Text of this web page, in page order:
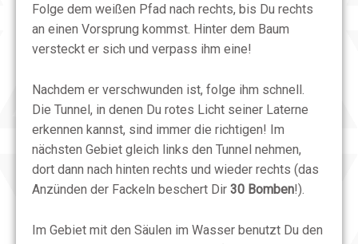
Folge dem weißen Pfad nach rechts, bis Du rechts
an einen Vorsprung kommst. Hinter dem Baum
versteckt er sich und verpass ihm eine!
Nachdem er verschwunden ist, folge ihm schnell.
Die Tunnel, in denen Du rotes Licht seiner Laterne
erkennen kannst, sind immer die richtigen! Im
nächsten Gebiet gleich links den Tunnel nehmen,
dort dann nach hinten rechts und wieder rechts (das
Anzünden der Fackeln beschert Dir 30 Bomben!).
Im Gebiet mit den Säulen im Wasser benutzt Du den